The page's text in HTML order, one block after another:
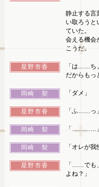
静止する言
い取ろうと
ていた。
会える機会
こうだ。
星野市香
「は……ち
だからもっ
岡崎 契 「ダメ」
星野市香 「ふ……っ」
岡崎 契 「…………」
岡崎 契 「オレが我
星野市香
「……でも
よね？」